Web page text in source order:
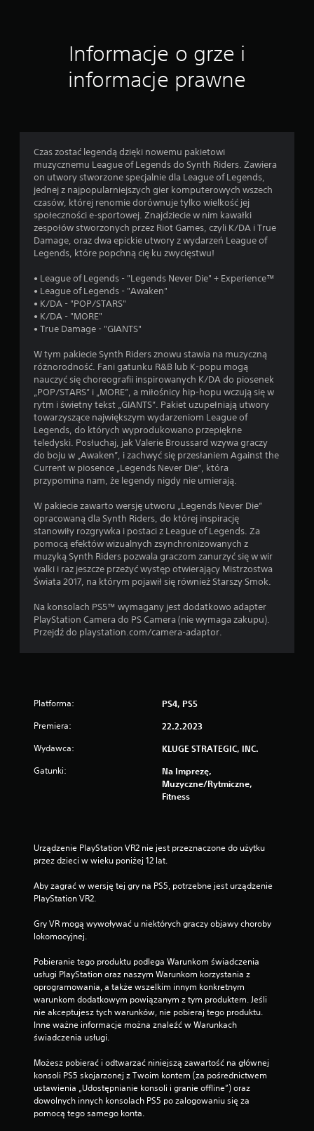
Informacje o grze i
informacje prawne
Czas zostać legendą dzięki nowemu pakietowi
muzycznemu League of Legends do Synth Riders. Zawiera
on utwory stworzone specjalnie dla League of Legends,
jednej z najpopularniejszych gier komputerowych wszech
czasów, której renomie dorównuje tylko wielkość jej
społeczności e-sportowej. Znajdziecie w nim kawałki
zespołów stworzonych przez Riot Games, czyli K/DA i True
Damage, oraz dwa epickie utwory z wydarzeń League of
Legends, które popchną cię ku zwycięstwu!
• League of Legends - "Legends Never Die" + Experience™
• League of Legends - "Awaken"
• K/DA - "POP/STARS"
• K/DA - "MORE"
• True Damage - "GIANTS"
W tym pakiecie Synth Riders znowu stawia na muzyczną
różnorodność. Fani gatunku R&B lub K-popu mogą
nauczyć się choreografii inspirowanych K/DA do piosenek
„POP/STARS” i „MORE”, a miłośnicy hip-hopu wczują się w
rytm i świetny tekst „GIANTS”. Pakiet uzupełniają utwory
towarzyszące największym wydarzeniom League of
Legends, do których wyprodukowano przepiękne
teledyski. Posłuchaj, jak Valerie Broussard wzywa graczy
do boju w „Awaken”, i zachwyć się przesłaniem Against the
Current w piosence „Legends Never Die”, która
przypomina nam, że legendy nigdy nie umierają.
W pakiecie zawarto wersję utworu „Legends Never Die”
opracowaną dla Synth Riders, do której inspirację
stanowiły rozgrywka i postaci z League of Legends. Za
pomocą efektów wizualnych zsynchronizowanych z
muzyką Synth Riders pozwala graczom zanurzyć się w wir
walki i raz jeszcze przeżyć występ otwierający Mistrzostwa
Świata 2017, na którym pojawił się również Starszy Smok.
Na konsolach PS5™ wymagany jest dodatkowo adapter
PlayStation Camera do PS Camera (nie wymaga zakupu).
Przejdź do playstation.com/camera-adaptor.
Platforma: PS4, PS5
Premiera: 22.2.2023
Wydawca: KLUGE STRATEGIC, INC.
Gatunki:
Na Imprezę,
Muzyczne/rytmiczne,
Fitness
Urządzenie PlayStation VR2 nie jest przeznaczone do użytku
przez dzieci w wieku poniżej 12 lat.
Aby zagrać w wersję tej gry na PS5, potrzebne jest urządzenie
PlayStation VR2.
Gry VR mogą wywoływać u niektórych graczy objawy choroby
lokomocyjnej.
Pobieranie tego produktu podlega Warunkom świadczenia
usługi PlayStation oraz naszym Warunkom korzystania z
oprogramowania, a także wszelkim innym konkretnym
warunkom dodatkowym powiązanym z tym produktem. Jeśli
nie akceptujesz tych warunków, nie pobieraj tego produktu.
Inne ważne informacje można znaleźć w Warunkach
świadczenia usługi.
Możesz pobierać i odtwarzać niniejszą zawartość na głównej
konsoli PS5 skojarzonej z Twoim kontem (za pośrednictwem
ustawienia „Udostępnianie konsoli i granie offline”) oraz
dowolnych innych konsolach PS5 po zalogowaniu się za
pomocą tego samego konta.